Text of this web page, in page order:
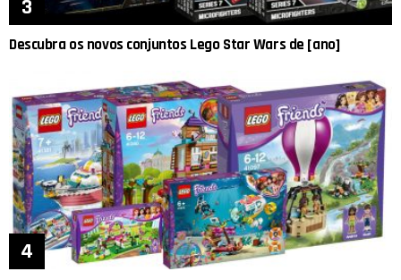
Descubra os novos conjuntos Lego Star Wars de [ano]